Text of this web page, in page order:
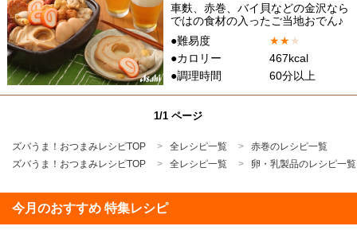
車麩、赤巻、バイ貝などの金沢なら
ではの食材の入ったご当地おでん♪
●難易度
★★★
●カロリー
467kcal
●調理時間
60分以上
1/1 ページ
ズバうま！おつまみレシピTOP 全レシピ一覧
赤巻のレシピ一覧
ズバうま！おつまみレシピTOP
全レシピ一覧 卵・乳製品のレシピ一覧
今月のおすすめ 特集レシピ